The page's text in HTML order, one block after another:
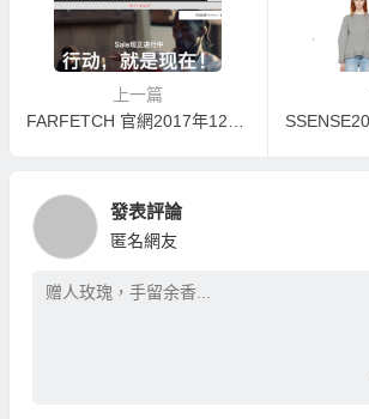
上一篇
FARFETCH 官網2017年12月全場5折優惠+額外9折優惠碼
發表評論
匿名網友